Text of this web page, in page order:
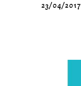
23/04/2017